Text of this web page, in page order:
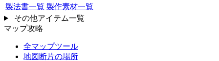
製法書一覧 製作素材一覧
その他アイテム一覧
マップ攻略
全マップツール
地図断片の場所